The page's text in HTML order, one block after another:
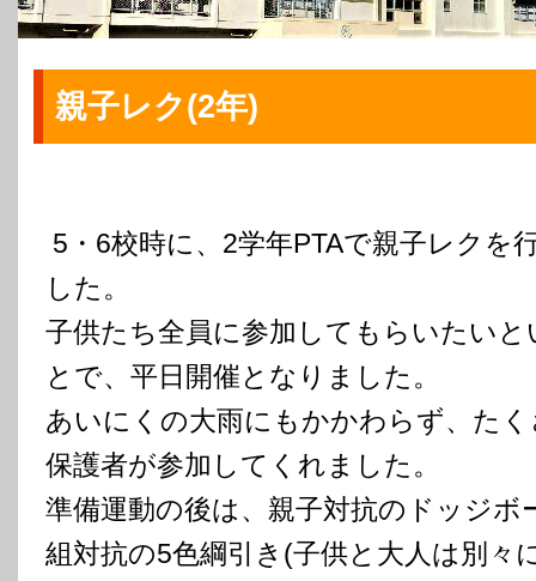
親子レク(2年)
5・6校時に、2学年PTAで親子レクを
した。
子供たち全員に参加してもらいたいと
とで、平日開催となりました。
あいにくの大雨にもかかわらず、た
保護者が参加してくれました。
準備運動の後は、親子対抗のドッジボ
組対抗の5色綱引き(子供と大人は別々